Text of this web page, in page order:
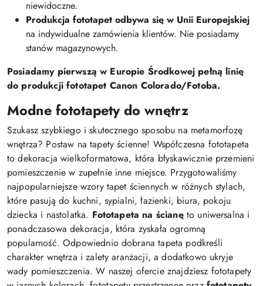
niewidoczne.
Produkcja fototapet odbywa się w Unii Europejskiej
na indywidualne zamówienia klientów. Nie posiadamy
stanów magazynowych.
Posiadamy pierwszą w Europie Środkowej pełną linię
do produkcji fototapet Canon Colorado/Fotoba.
Modne fototapety do wnętrz
Szukasz szybkiego i skutecznego sposobu na metamorfozę
wnętrza? Postaw na tapety ścienne! Współczesna fototapeta
to dekoracja wielkoformatowa, która błyskawicznie przemieni
pomieszczenie w zupełnie inne miejsce. Przygotowaliśmy
najpopularniejsze wzory tapet ściennych w różnych stylach,
które pasują do kuchni, sypialni, łazienki, biura, pokoju
dziecka i nastolatka. Fototapeta na ścianęto uniwersalna i
ponadczasowa dekoracja, która zyskała ogromną
popularność. Odpowiednio dobrana tapeta podkreśli
charakter wnętrza i zalety aranżacji, a dodatkowo ukryje
wady pomieszczenia. W naszej ofercie znajdziesz fototapety